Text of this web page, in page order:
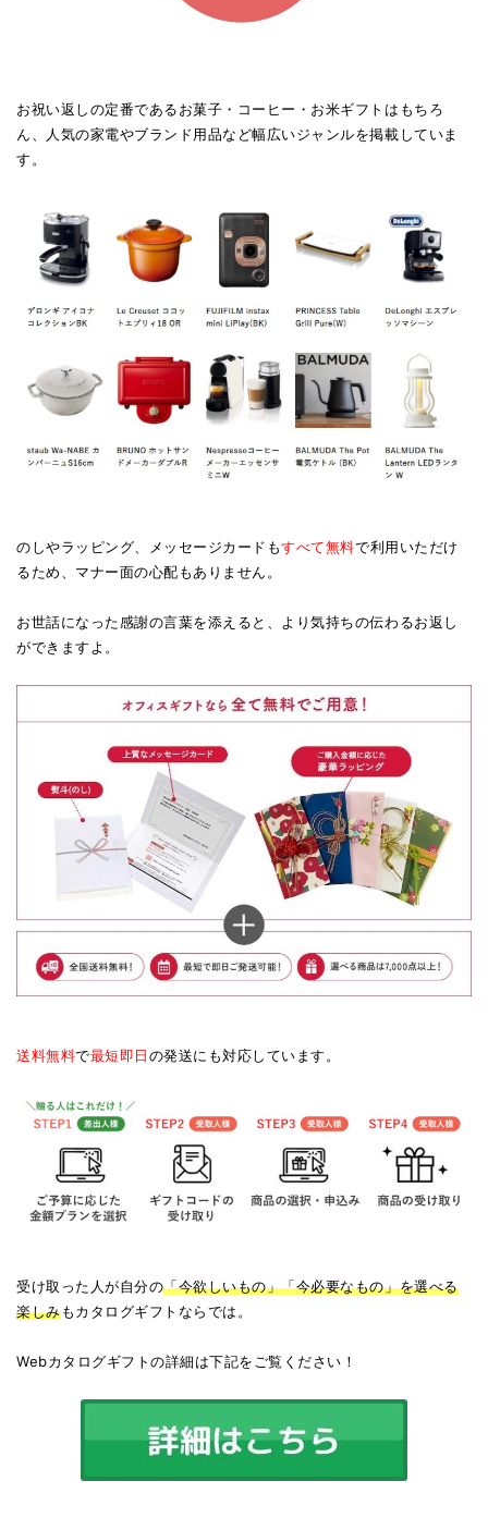
お祝い返しの定番であるお菓子・コーヒー・お米ギフトはもちろ
ん、人気の家電やブランド用品など幅広いジャンルを掲載していま
す。
のしやラッピング、メッセージカードもすべて無料で利用いただけ
るため、マナー面の心配もありません。
お世話になった感謝の言葉を添えると、より気持ちの伝わるお返し
ができますよ。
送料無料で最短即日の発送にも対応しています。
受け取った人が自分の「今欲しいもの」「今必要なもの」を選べる
楽しみもカタログギフトならでは。
Webカタログギフトの詳細は下記をご覧ください！